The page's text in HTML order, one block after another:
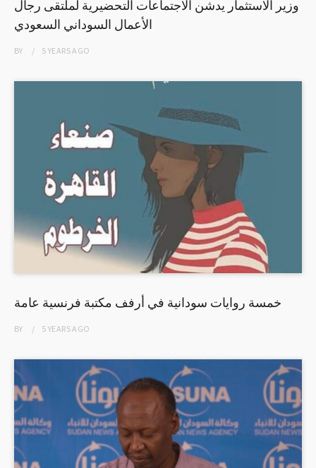
وزير الاستثمار يدشن الاجتماعات التحضيرية لملتقى رجال
الأعمال السوداني السعودي
BY 5 YEARSAGO
خمسة روايات سودانية في أرفف مكتبة فرنسية عامة
BY 5 YEARSAGO